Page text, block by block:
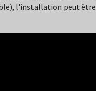
l'installation peut être